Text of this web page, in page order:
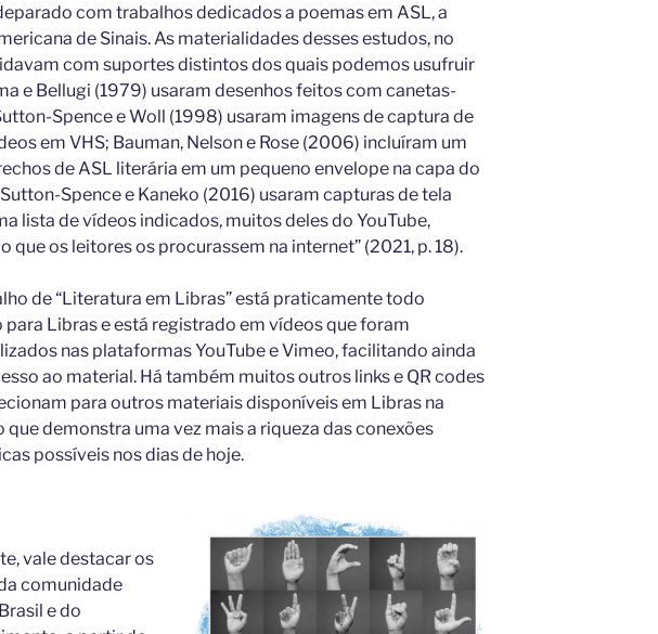
com trabalhos dedicados a poemas em ASL, a
de Sinais. As materialidades desses estudos, no
com suportes distintos dos quais podemos usufruir
e Bellugi (1979) usaram desenhos feitos com canetas-
Spence e Woll (1998) usaram imagens de captura de
em VHS; Bauman, Nelson e Rose (2006) incluíram um
de ASL literária em um pequeno envelope na capa do
Spence e Kaneko (2016) usaram capturas de tela
lista de vídeos indicados, muitos deles do YouTube,
que os leitores os procurassem na internet” (2021, p. 18).
de “Literatura em Libras” está praticamente todo
Libras e está registrado em vídeos que foram
nas plataformas YouTube e Vimeo, facilitando ainda
ao material. Há também muitos outros links e QR codes
para outros materiais disponíveis em Libras na
que demonstra uma vez mais a riqueza das conexões
possíveis nos dias de hoje.
vale destacar os
comunidade
e do